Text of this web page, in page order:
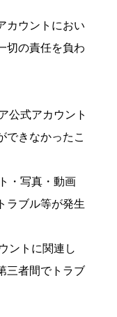
カウントにおい
切の責任を負わ
公式アカウント
できなかったこ
・写真・動画
ラブル等が発生
ントに関連し
三者間でトラブ